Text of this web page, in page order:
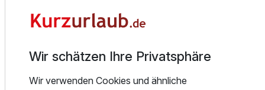
Familienzimmer
die sich nicht nur bei den Hotelgästen, sondern vor allem
bei den Einheimischen schnell zu einem Favoriten
einem Kaffee oder einem guten Wein & Champagner in
Den Gästen steht ein Geschäft mit Sportausrüstung zur
Wir schätzen Ihre Privatsphäre
Wir verwenden Cookies und ähnliche